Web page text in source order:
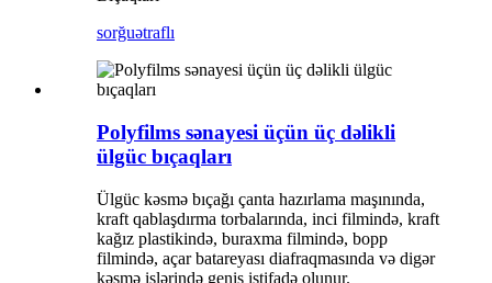
sorğuətraflı
Polyfilms sənayesi üçün üç dəlikli
ülgüc bıçaqları
Ülgüc kəsmə bıçağı çanta hazırlama maşınında,
kraft qablaşdırma torbalarında, inci filmində, kraft
kağız plastikində, buraxma filmində, bopp
filmində, açar batareyası diafraqmasında və digər
kəsmə işlərində geniş istifadə olunur.